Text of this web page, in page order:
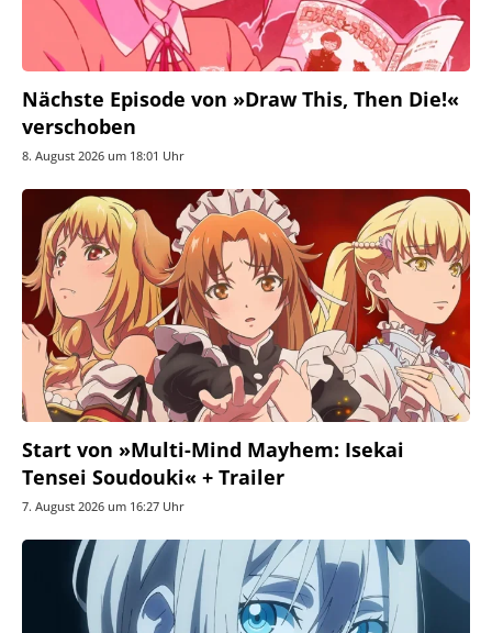
Nächste Episode von »Draw This, Then Die!«
verschoben
8. August 2026 um 18:01 Uhr
Start von »Multi-Mind Mayhem: Isekai
Tensei Soudouki« + Trailer
7. August 2026 um 16:27 Uhr